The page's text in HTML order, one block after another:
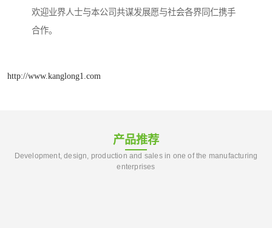
欢迎业界人士与本公司共谋发展愿与社会各界同仁携手
合作。
http://www.kanglong1.com
产品推荐
Development, design, production and sales in one of the manufacturing
enterprises